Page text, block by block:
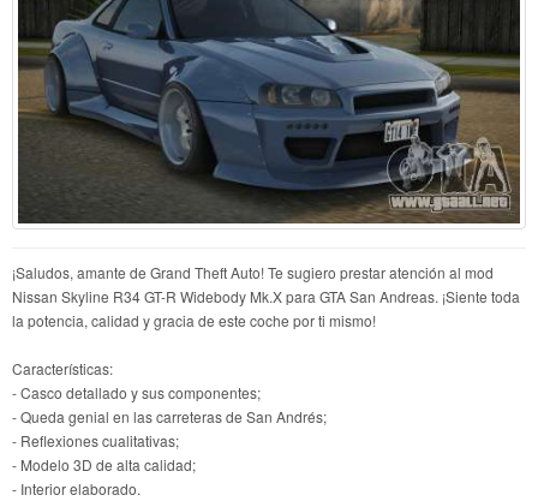
¡Saludos, amante de Grand Theft Auto! Te sugiero prestar atención al mod
Nissan Skyline R34 GT-R Widebody Mk.X para GTA San Andreas. ¡Siente toda
la potencia, calidad y gracia de este coche por ti mismo!
Características:
- Casco detallado y sus componentes;
- Queda genial en las carreteras de San Andrés;
- Reflexiones cualitativas;
- Modelo 3D de alta calidad;
- Interior elaborado.